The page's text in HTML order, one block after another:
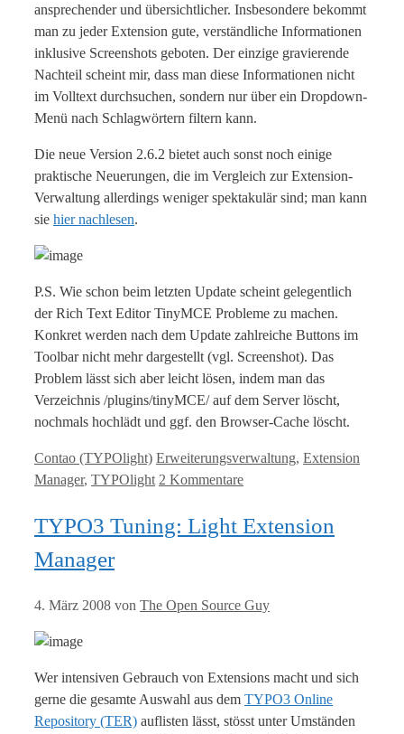
ansprechender und übersichtlicher. Insbesondere bekommt
man zu jeder Extension gute, verständliche Informationen
inklusive Screenshots geboten. Der einzige gravierende
Nachteil scheint mir, dass man diese Informationen nicht
im Volltext durchsuchen, sondern nur über ein Dropdown-
Menü nach Schlagwörtern filtern kann.
Die neue Version 2.6.2 bietet auch sonst noch einige
praktische Neuerungen, die im Vergleich zur Extension-
Verwaltung allerdings weniger spektakulär sind; man kann
sie hier nachlesen.
P.S. Wie schon beim letzten Update scheint gelegentlich
der Rich Text Editor TinyMCE Probleme zu machen.
Konkret werden nach dem Update zahlreiche Buttons im
Toolbar nicht mehr dargestellt (vgl. Screenshot). Das
Problem lässt sich aber leicht lösen, indem man das
Verzeichnis /plugins/tinyMCE/ auf dem Server löscht,
nochmals hochlädt und ggf. den Browser-Cache löscht.
Kategorien
Contao (TYPOlight) Tags
Erweiterungsverwaltung, Extension
Manager, TYPOlight 2 Kommentare
TYPO3 Tuning: Light Extension
Manager
4. März 2008 von The Open Source Guy
Wer intensiven Gebrauch von Extensions macht und sich
gerne die gesamte Auswahl aus dem TYPO3 Online
Repository (TER) auflisten lässt, stösst unter Umständen